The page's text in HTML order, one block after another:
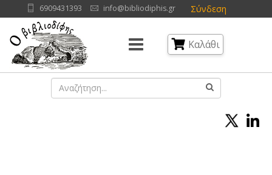
Σύνδεση
6909431393 info@bibliodiphis.gr
Καλάθι